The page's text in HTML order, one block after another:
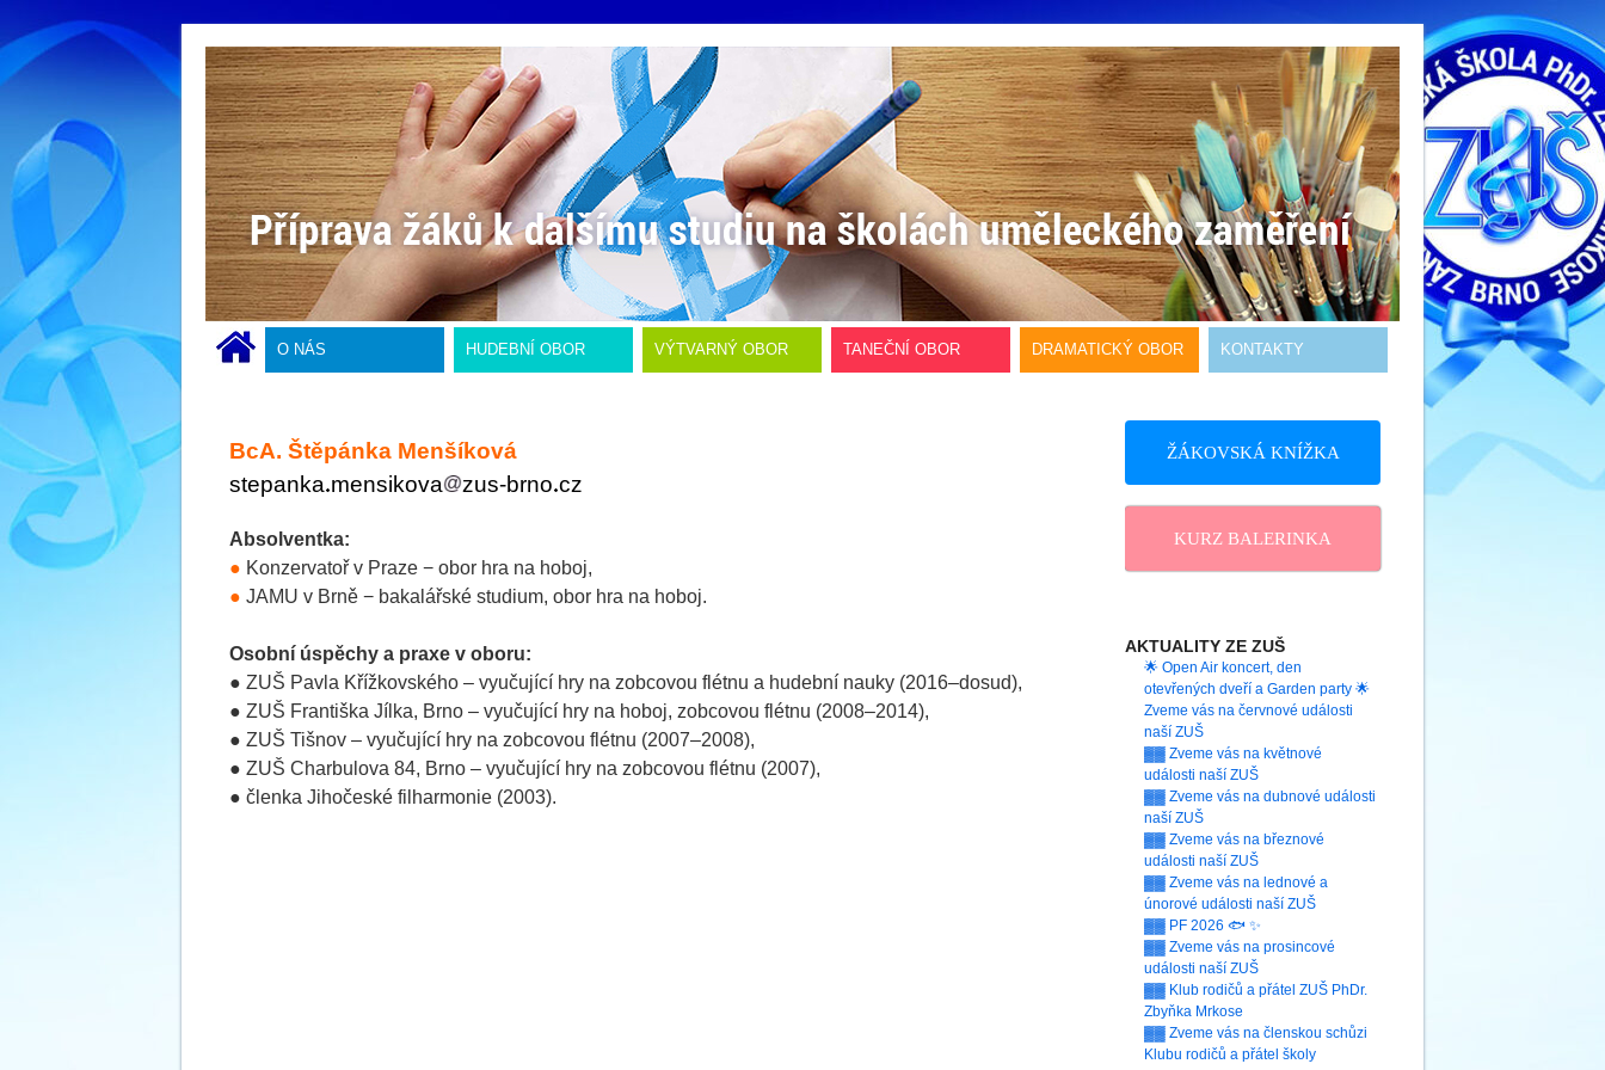
O NÁS HUDEBNÍ OBOR VÝTVARNÝ OBOR TANEČNÍ OBOR DRAMATICKÝ OBOR KONTAKTY
BcA. Štěpánka Menšíková
stepanka mensikova zus-brno cz
Absolventka:
● Konzervatoř v Praze − obor hra na hoboj,
● JAMU v Brně − bakalářské studium, obor hra na hoboj.
Osobní úspěchy a praxe v oboru:
● ZUŠ Pavla Křížkovského – vyučující hry na zobcovou flétnu a hudební nauky (2016–dosud),
● ZUŠ Františka Jílka, Brno – vyučující hry na hoboj, zobcovou flétnu (2008–2014),
● ZUŠ Tišnov – vyučující hry na zobcovou flétnu (2007–2008),
● ZUŠ Charbulova 84, Brno – vyučující hry na zobcovou flétnu (2007),
● členka Jihočeské filharmonie (2003).
ŽÁKOVSKÁ KNÍŽKA
KURZ BALERINKA
AKTUALITY ZE ZUŠ
🌟 Open Air koncert, den
otevřených dveří a Garden party 🌟
Zveme vás na červnové události
naší ZUŠ
▓▓ Zveme vás na květnové
události naší ZUŠ
▓▓ Zveme vás na dubnové události
naší ZUŠ
▓▓ Zveme vás na březnové
události naší ZUŠ
▓▓ Zveme vás na lednové a
únorové události naší ZUŠ
▓▓ PF 2026 🐟 ✨
▓▓ Zveme vás na prosincové
události naší ZUŠ
▓▓ Klub rodičů a přátel ZUŠ PhDr.
Zbyňka Mrkose
▓▓ Zveme vás na členskou schůzi
Klubu rodičů a přátel školy